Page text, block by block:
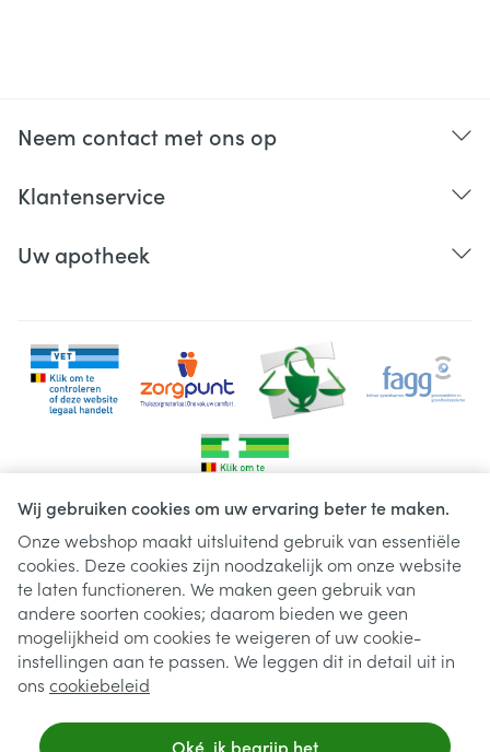
Wij gebruiken cookies om uw ervaring beter te maken.
Onze webshop maakt uitsluitend gebruik van essentiële
cookies. Deze cookies zijn noodzakelijk om onze website
te laten functioneren. We maken geen gebruik van
andere soorten cookies; daarom bieden we geen
mogelijkheid om cookies te weigeren of uw cookie-
instellingen aan te passen. We leggen dit in detail uit in
ons cookiebeleid
Oké, ik begrijp het
Neem contact met ons op
Klantenservice
Uw apotheek
Juridische links